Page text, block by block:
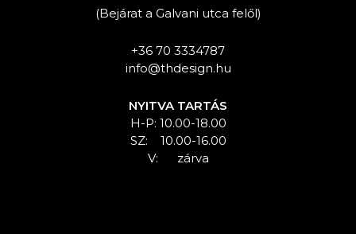
(Bejárat a Galvani utca felől)
+36 70 3334787
info@thdesign.hu
NYITVA TARTÁS
H-P: 10.00-18.00
SZ: 10.00-16.00
V: zárva